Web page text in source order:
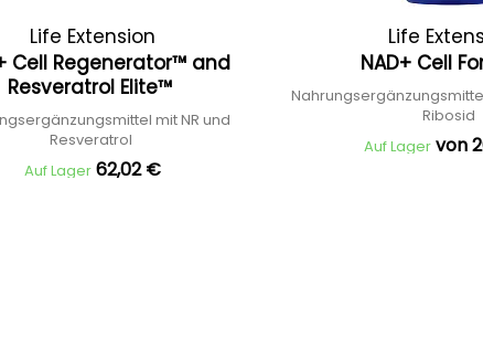
Life Extension
Cell Regenerator™ and
Resveratrol Elite™
mit NR und
Resveratrol
Auf Lager 62,02 €
Life
NAD+ Cell
Ribosid
Auf Lager von